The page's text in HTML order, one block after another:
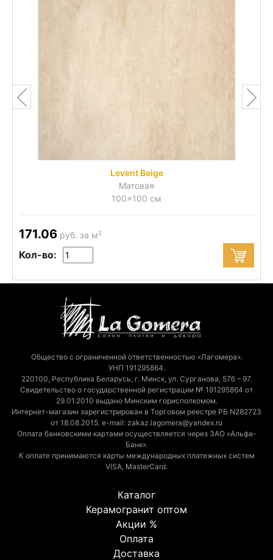
Levent Beige
Матовая
100x100 см
171.06 руб. за м2
Кол-во:
Общество с ограниченной ответственностью «Лагомера».
УНП 191295864.
220100, Республика Беларусь, г. Минск, ул. Сурганова, 57б – 97.
Свидетельство о государственной регистрации № 191295864 от
29.01.2010 выдано Минским горисполкомом.
Интернет-магазин зарегистрирован в Торговом реестре РБ N282723
от 18.08.2015. e-mail: zakaz.lagomera@yandex.ru
Оплата банковскими картами осуществляется через ЗАО «Альфа-
Банк».
К оплате принимаются карты международных платежных систем
VISA, MasterCard.
Каталог
Керамогранит оптом
Акции %
Оплата
Доставка